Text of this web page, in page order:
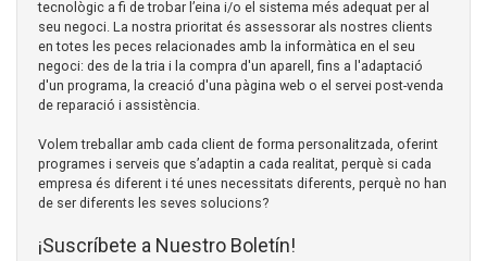
tecnològic a fi de trobar l’eina i/o el sistema més adequat per al
seu negoci. La nostra prioritat és assessorar als nostres clients
en totes les peces relacionades amb la informàtica en el seu
negoci: des de la tria i la compra d'un aparell, fins a l'adaptació
d'un programa, la creació d'una pàgina web o el servei post-venda
de reparació i assistència.
Volem treballar amb cada client de forma personalitzada, oferint
programes i serveis que s’adaptin a cada realitat, perquè si cada
empresa és diferent i té unes necessitats diferents, perquè no han
de ser diferents les seves solucions?
¡Suscríbete a Nuestro Boletín!